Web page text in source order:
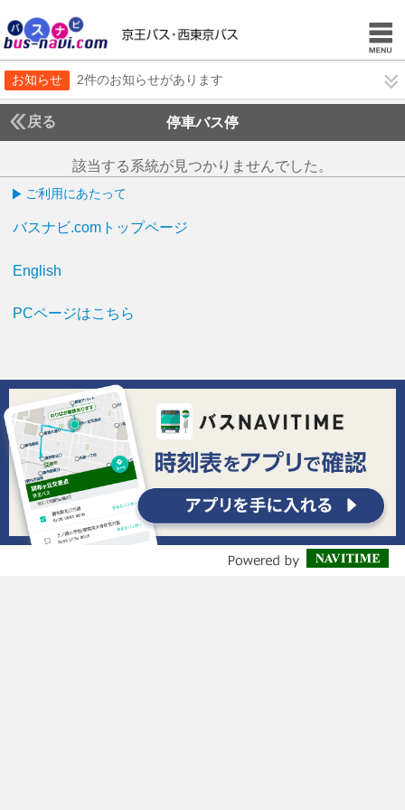
お知らせ 2件のお知らせがあります
戻る 停車バス停
該当する系統が見つかりませんでした。
ご利用にあたって
バスナビ.comトップページ
English
PCページはこちら